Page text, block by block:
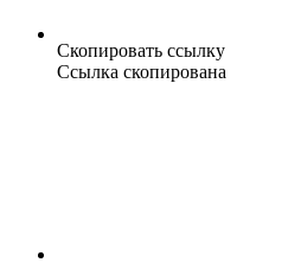
Скопировать ссылку
Ссылка скопирована